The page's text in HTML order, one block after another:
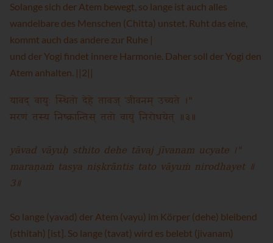
Solange sich der Atem bewegt, so lange ist auch alles
wandelbare des Menschen (Chitta) unstet. Ruht das eine,
kommt auch das andere zur Ruhe |
und der Yogi findet innere Harmonie. Daher soll der Yogi den
Atem anhalten. ||2||
यावद् वायुः स्थितो देहे तावज् जीवनम् उच्यते ।"
मरणं तस्य निष्क्रान्तिस् ततो वायुं निरोधयेत् ॥३॥
yāvad vāyuḥ sthito dehe tāvaj jīvanam ucyate ।"
maraṇaṁ tasya niṣkrāntis tato vāyuṁ nirodhayet ॥
3॥
So lange (yavad) der Atem (vayu) im Körper (dehe) bleibend
(sthitah) [ist]. So lange (tavat) wird es belebt (jivanam)